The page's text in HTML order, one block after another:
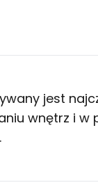
jest
wnętrz i